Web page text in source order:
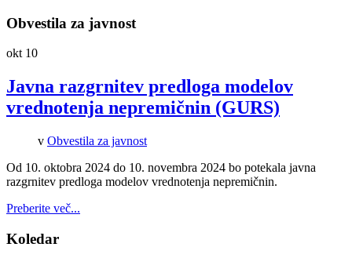
Obvestila za javnost
okt 10
Javna razgrnitev predloga modelov
vrednotenja nepremičnin (GURS)
v Obvestila za javnost
Od 10. oktobra 2024 do 10. novembra 2024 bo potekala javna
razgrnitev predloga modelov vrednotenja nepremičnin.
Preberite več...
Koledar